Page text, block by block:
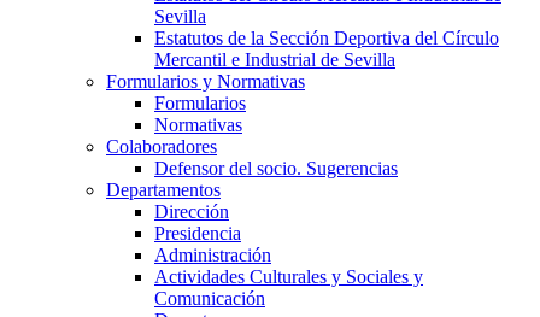
Sevilla
Estatutos de la Sección Deportiva del Círculo
Mercantil e Industrial de Sevilla
Formularios y Normativas
Formularios
Normativas
Colaboradores
Defensor del socio. Sugerencias
Departamentos
Dirección
Presidencia
Administración
Actividades Culturales y Sociales y
Comunicación